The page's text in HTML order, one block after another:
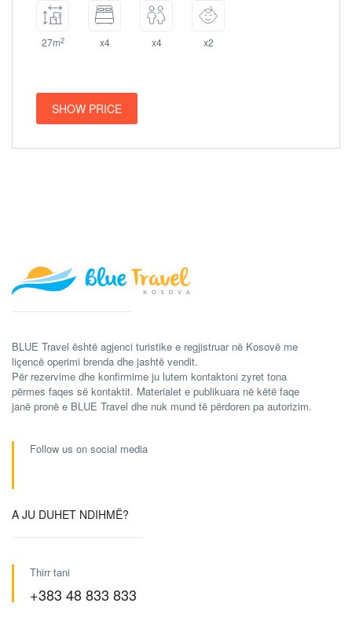
27m2 x4 x4 x2
SHOW PRICE
BLUE Travel është agjenci turistike e regjistruar në Kosovë me
liçencë operimi brenda dhe jashtë vendit.
Për rezervime dhe konfirmime ju lutem kontaktoni zyret tona
përmes faqes së kontaktit. Materialet e publikuara në këtë faqe
janë pronë e BLUE Travel dhe nuk mund të përdoren pa autorizim.
Follow us on social media
A JU DUHET NDIHMË?
Thirr tani
+383 48 833 833